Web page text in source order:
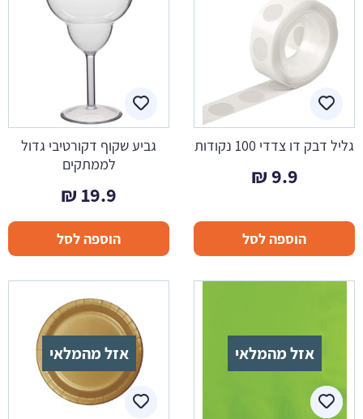
גליל דבק דו צדדי 100 נקודות
9.9
₪
הוספה לסל
גביע שקוף דקורטיבי גדול
לממתקים
19.9
₪
הוספה לסל
אזל מהמלאי אזל מהמלאי